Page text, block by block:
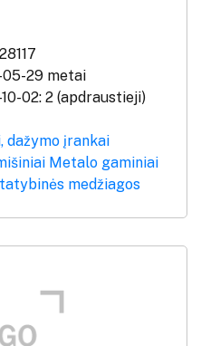
29 metai
02: 2 (apdraustieji)
dažymo įrankai
Metalo gaminiai
medžiagos